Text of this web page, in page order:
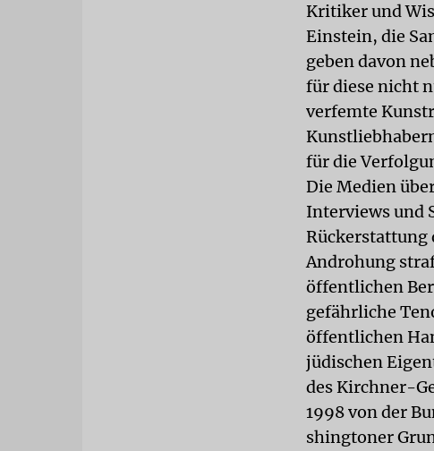
Kritiker und
Einstein, die
geben davon
für diese nicht
verfemte
für die
Die Medien
Interviews und
Rückerstattung
Androhung
öffentlichen
gefährliche
öffentlichen
jüdischen
des Kirchner-
1998 von der
shingtoner